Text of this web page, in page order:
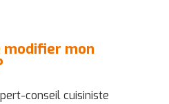
modifier mon
conseil cuisiniste